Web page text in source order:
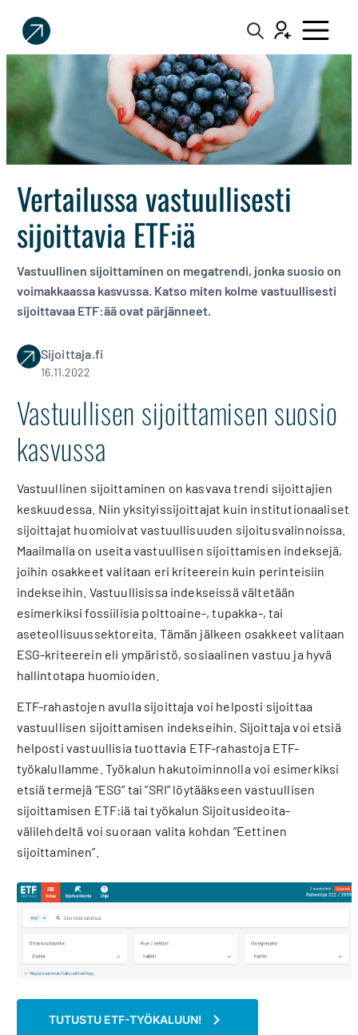
Sijoittaja.fi
Tee
parempia
sijoituspäätöksiä
Vertailussa vastuullisesti
sijoittavia ETF:iä
Vastuullinen sijoittaminen on megatrendi, jonka suosio on
voimakkaassa kasvussa. Katso miten kolme vastuullisesti
sijoittavaa ETF:ää ovat pärjänneet.
Sijoittaja.fi
16.11.2022
Vastuullisen sijoittamisen suosio
kasvussa
Vastuullinen sijoittaminen on kasvava trendi sijoittajien
keskuudessa. Niin yksityissijoittajat kuin institutionaaliset
sijoittajat huomioivat vastuullisuuden sijoitusvalinnoissa.
Maailmalla on useita vastuullisen sijoittamisen indeksejä,
joihin osakkeet valitaan eri kriteerein kuin perinteisiin
indekseihin. Vastuullisissa indekseissä vältetään
esimerkiksi fossiilisia polttoaine-, tupakka-, tai
aseteollisuussektoreita. Tämän jälkeen osakkeet valitaan
ESG-kriteerein eli ympäristö, sosiaalinen vastuu ja hyvä
hallintotapa huomioiden.
ETF-rahastojen avulla sijoittaja voi helposti sijoittaa
vastuullisen sijoittamisen indekseihin. Sijoittaja voi etsiä
helposti vastuullisia tuottavia ETF-rahastoja ETF-
työkalullamme. Työkalun hakutoiminnolla voi esimerkiksi
etsiä termejä ”ESG” tai ”SRI” löytääkseen vastuullisen
sijoittamisen ETF:iä tai työkalun Sijoitusideoita-
välilehdeltä voi suoraan valita kohdan ”Eettinen
sijoittaminen”.
TUTUSTU ETF-TYÖKALUUN!